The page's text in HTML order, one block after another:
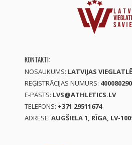
KONTAKTI:
NOSAUKUMS: LATVIJAS
REĢISTRĀCIJAS NUMURS:
E-PASTS: LVS@ATHLETICS.LV
TELEFONS: +371 29511674
ADRESE: AUGŠIELA 1, RĪGA, LV-